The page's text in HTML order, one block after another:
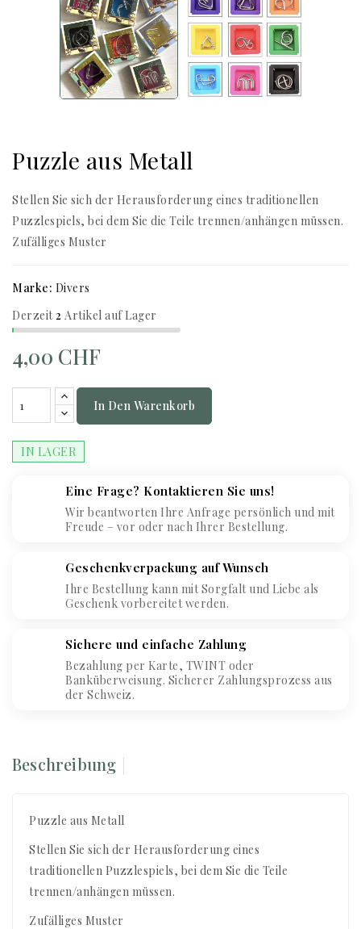
Puzzle aus Metall
Stellen Sie sich der Herausforderung eines traditionellen
Puzzlespiels, bei dem Sie die Teile trennen/anhängen müssen.
Zufälliges Muster
Marke: Divers
Derzeit2 Artikel auf Lager
4,00 CHF
In Den Warenkorb
IN LAGER
Eine Frage? Kontaktieren Sie uns!
Wir beantworten Ihre Anfrage persönlich und mit
Freude – vor oder nach Ihrer Bestellung.
Geschenkverpackung auf Wunsch
Ihre Bestellung kann mit Sorgfalt und Liebe als
Geschenk vorbereitet werden.
Sichere und einfache Zahlung
Bezahlung per Karte, TWINT oder
Banküberweisung. Sicherer Zahlungsprozess aus
der Schweiz.
Beschreibung
Puzzle aus Metall
Stellen Sie sich der Herausforderung eines
traditionellen Puzzlespiels, bei dem Sie die Teile
trennen/anhängen müssen.
Zufälliges Muster